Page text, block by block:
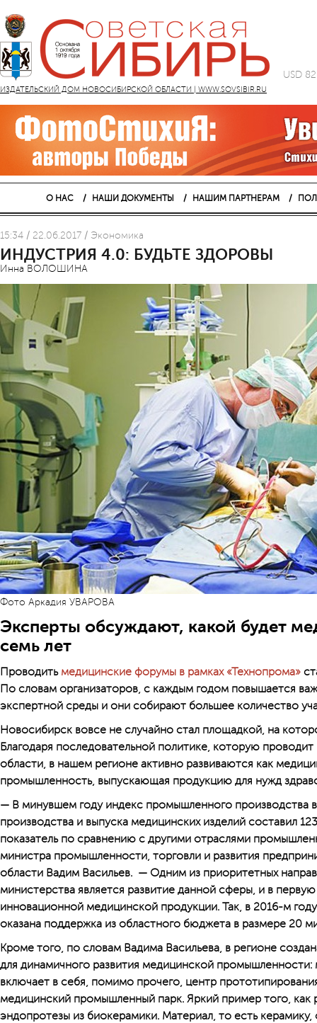
ИЗДАТЕЛЬСКИЙ ДОМ НОВОСИБИРСКОЙ ОБЛАСТИ | WWW.SOVSIBIR.RU
USD
О НАС НАШИ ДОКУМЕНТЫ НАШИМ ПАРТНЕРАМ
15:34 / 22.06.2017 / Экономика
ИНДУСТРИЯ 4.0: БУДЬТЕ ЗДОРОВЫ
Инна ВОЛОШИНА
Фото Аркадия УВАРОВА
Эксперты обсуждают, какой будет
семь лет
Проводить медицинские форумы в рамках «Технопрома»
По словам организаторов, с каждым годом повышается
экспертной среды и они собирают большее количество
Новосибирск вовсе не случайно стал площадкой, на
Благодаря последовательной политике, которую
области, в нашем регионе активно развиваются как
промышленность, выпускающая продукцию для нужд
— В минувшем году индекс промышленного производства
производства и выпуска медицинских изделий составил
показатель по сравнению с другими отраслями
министра промышленности, торговли и развития
области Вадим Васильев. — Одним из приоритетных
министерства является развитие данной сферы, и в
инновационной медицинской продукции. Так, в 2016-м
оказана поддержка из областного бюджета в размере 20
Кроме того, по словам Вадима Васильева, в регионе
для динамичного развития медицинской
включает в себя, помимо прочего, центр
медицинский промышленный парк. Яркий пример того, как
эндопротезы из биокерамики. Материал, то есть